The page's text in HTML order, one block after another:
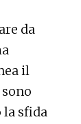
da
il
la sfida